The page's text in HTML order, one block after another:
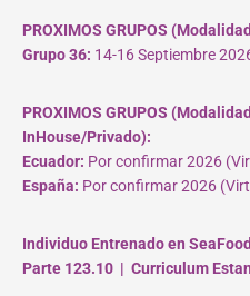
PROXIMOS GRUPOS
Grupo 36: 14-16 Septiembre
PROXIMOS GRUPOS (Modalidad
InHouse/Privado):
Ecuador: Por confirmar 2026
España: Por confirmar 2026
Individuo Entrenado en
Parte 123.10 | Curriculum